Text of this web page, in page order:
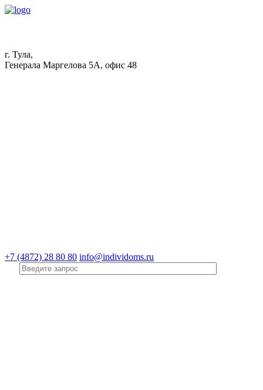
г. Тула,
Генерала Маргелова 5А, офис 48
+7 (4872) 28 80 80 info@individoms.ru